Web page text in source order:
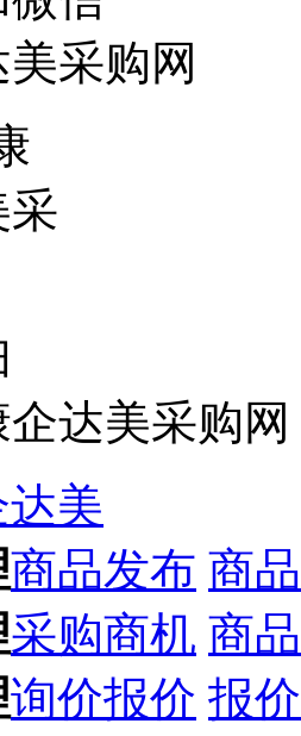
采购网
达美采购网
美
商品发布 商
采购商机 商
询价报价 报